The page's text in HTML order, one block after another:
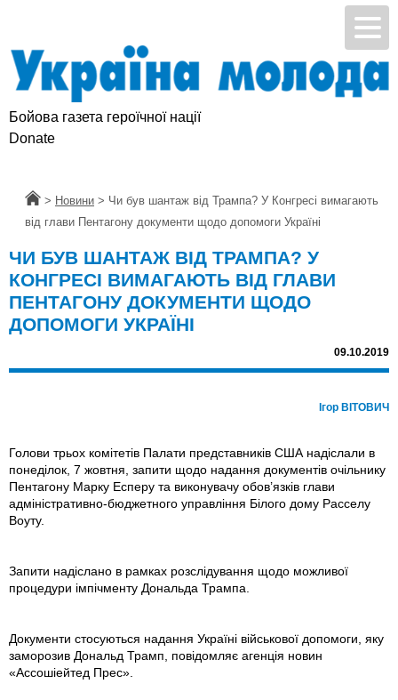
Бойова газета героїчної нації
Donate
Головна
> Новини > Чи був шантаж від Трампа? У Конгресі вимагають
від глави Пентагону документи щодо допомоги Україні
ЧИ БУВ ШАНТАЖ ВІД ТРАМПА? У
КОНГРЕСІ ВИМАГАЮТЬ ВІД ГЛАВИ
ПЕНТАГОНУ ДОКУМЕНТИ ЩОДО
ДОПОМОГИ УКРАЇНІ
09.10.2019
Ігор ВІТОВИЧ
Голови трьох комітетів Палати представників США надіслали в
понеділок, 7 жовтня, запити щодо надання документів очільнику
Пентагону Марку Есперу та виконувачу обов’язків глави
адміністративно-бюджетного управління Білого дому Расселу
Воуту.
Запити надіслано в рамках розслідування щодо можливої
процедури імпічменту Дональда Трампа.
Документи стосуються надання Україні військової допомоги, яку
заморозив Дональд Трамп, повідомляє агенція новин
«Ассошiейтед Прес».